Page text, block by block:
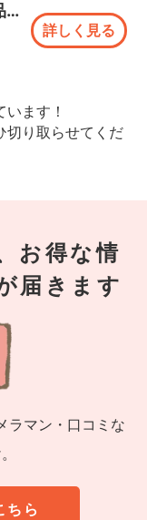
岩本隆之■写真100枚納品！和傘レンタルあり〼
詳しく見る
ます！
切り取らせてくだ
お得な情
届きます
ラマン・口コミな
ちら